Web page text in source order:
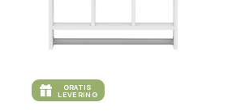
GRATIS
LEVERING